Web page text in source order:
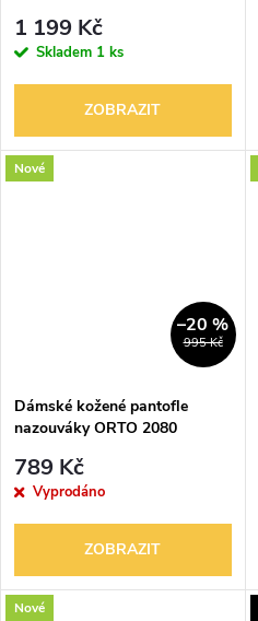
1 199 Kč
Skladem 1 ks
ZOBRAZIT
Nové
995 Kč
–20 %
Dámské kožené pantofle
nazouváky ORTO 2080
789 Kč
Vyprodáno
ZOBRAZIT
Nové